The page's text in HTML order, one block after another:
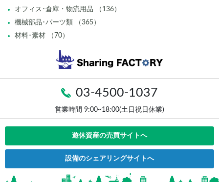
03-4500-1037
営業時間 9:00~18:00(土日祝日休業)
遊休資産の売買サイトへ
設備のシェアリングサイトへ
オフィス･倉庫・物流用品 （136）
機械部品･パーツ類 （365）
材料･素材 （70）